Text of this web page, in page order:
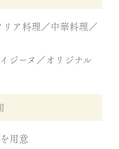
リア料理／中華料理／
ジーヌ／オリジナル
用意